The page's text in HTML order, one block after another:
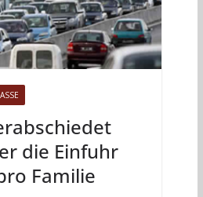
die Einfuhr
Familie